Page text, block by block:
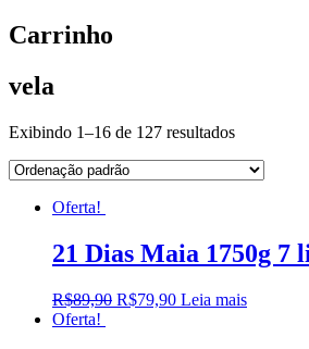
Carrinho
vela
Exibindo 1–16 de 127 resultados
Oferta!
21 Dias Maia 1750g 7
R$89,90 R$79,90 Leia mais
Oferta!